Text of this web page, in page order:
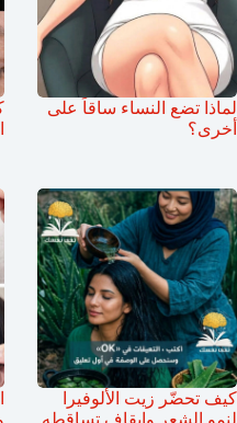
لماذا تضع النساء ساقاً على
أخرى؟
كيف تحضّر زيت الألوفيرا
لنمو الشعر وإيقاف تساقطه